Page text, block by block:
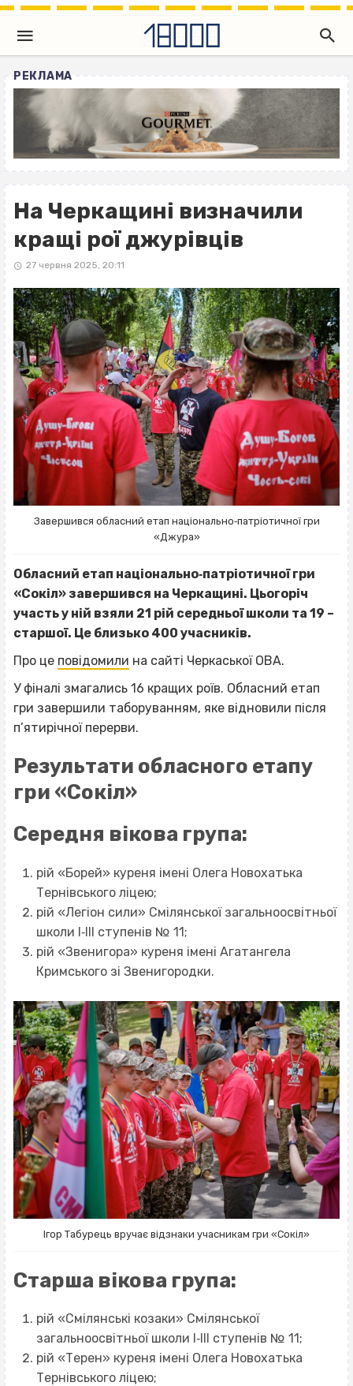
РЕКЛАМА
На Черкащині визначили
кращі рої джурівців
27 червня 2025, 20:11
Завершився обласний етап національно‐патріотичної гри
«Джура»
Обласний етап національно‐патріотичної гри
«Сокіл» завершився на Черкащині. Цьогоріч
участь у ній взяли 21 рій середньої школи та 19 –
старшої. Це близько 400 учасників.
Про це повідомили на сайті Черкаської ОВА.
У фіналі змагались 16 кращих роїв. Обласний етап
гри завершили таборуванням, яке відновили після
п’ятирічної перерви.
Результати обласного етапу
гри «Сокіл»
Середня вікова група:
рій «Борей» куреня імені Олега Новохатька
Тернівського ліцею;
рій «Легіон сили» Смілянської загальноосвітньої
школи І‐ІІІ ступенів № 11;
рій «Звенигора» куреня імені Агатангела
Кримського зі Звенигородки.
Ігор Табурець вручає відзнаки учасникам гри «Сокіл»
Старша вікова група:
рій «Смілянські козаки» Смілянської
загальноосвітньої школи І‐ІІІ ступенів № 11;
рій «Терен» куреня імені Олега Новохатька
Тернівського ліцею;